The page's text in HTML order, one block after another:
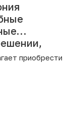
приобрести